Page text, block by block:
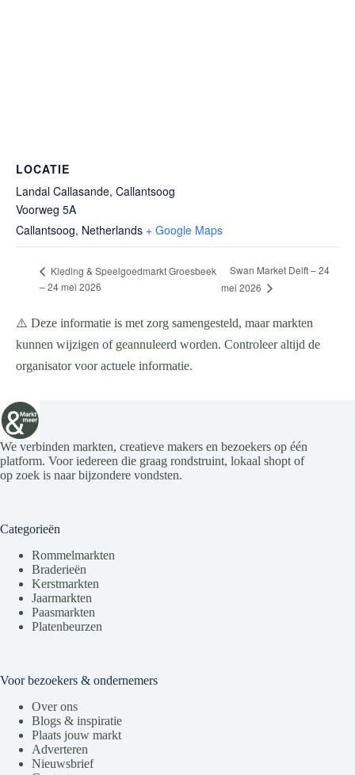
LOCATIE
Landal Callasande, Callantsoog
Voorweg 5A
Callantsoog, Netherlands + Google Maps
Kleding & Speelgoedmarkt Groesbeek
– 24 mei 2026
Swan Market Delft – 24
mei 2026
⚠️ Deze informatie is met zorg samengesteld, maar markten
kunnen wijzigen of geannuleerd worden. Controleer altijd de
organisator voor actuele informatie.
We verbinden markten, creatieve makers en bezoekers op één
platform. Voor iedereen die graag rondstruint, lokaal shopt of
op zoek is naar bijzondere vondsten.
Categorieën
Rommelmarkten
Braderieën
Kerstmarkten
Jaarmarkten
Paasmarkten
Platenbeurzen
Voor bezoekers & ondernemers
Over ons
Blogs & inspiratie
Plaats jouw markt
Adverteren
Nieuwsbrief